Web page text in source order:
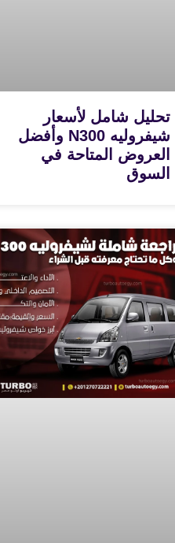
تحليل شامل لأسعار
شيفروليه N300 وأفضل
العروض المتاحة في
السوق